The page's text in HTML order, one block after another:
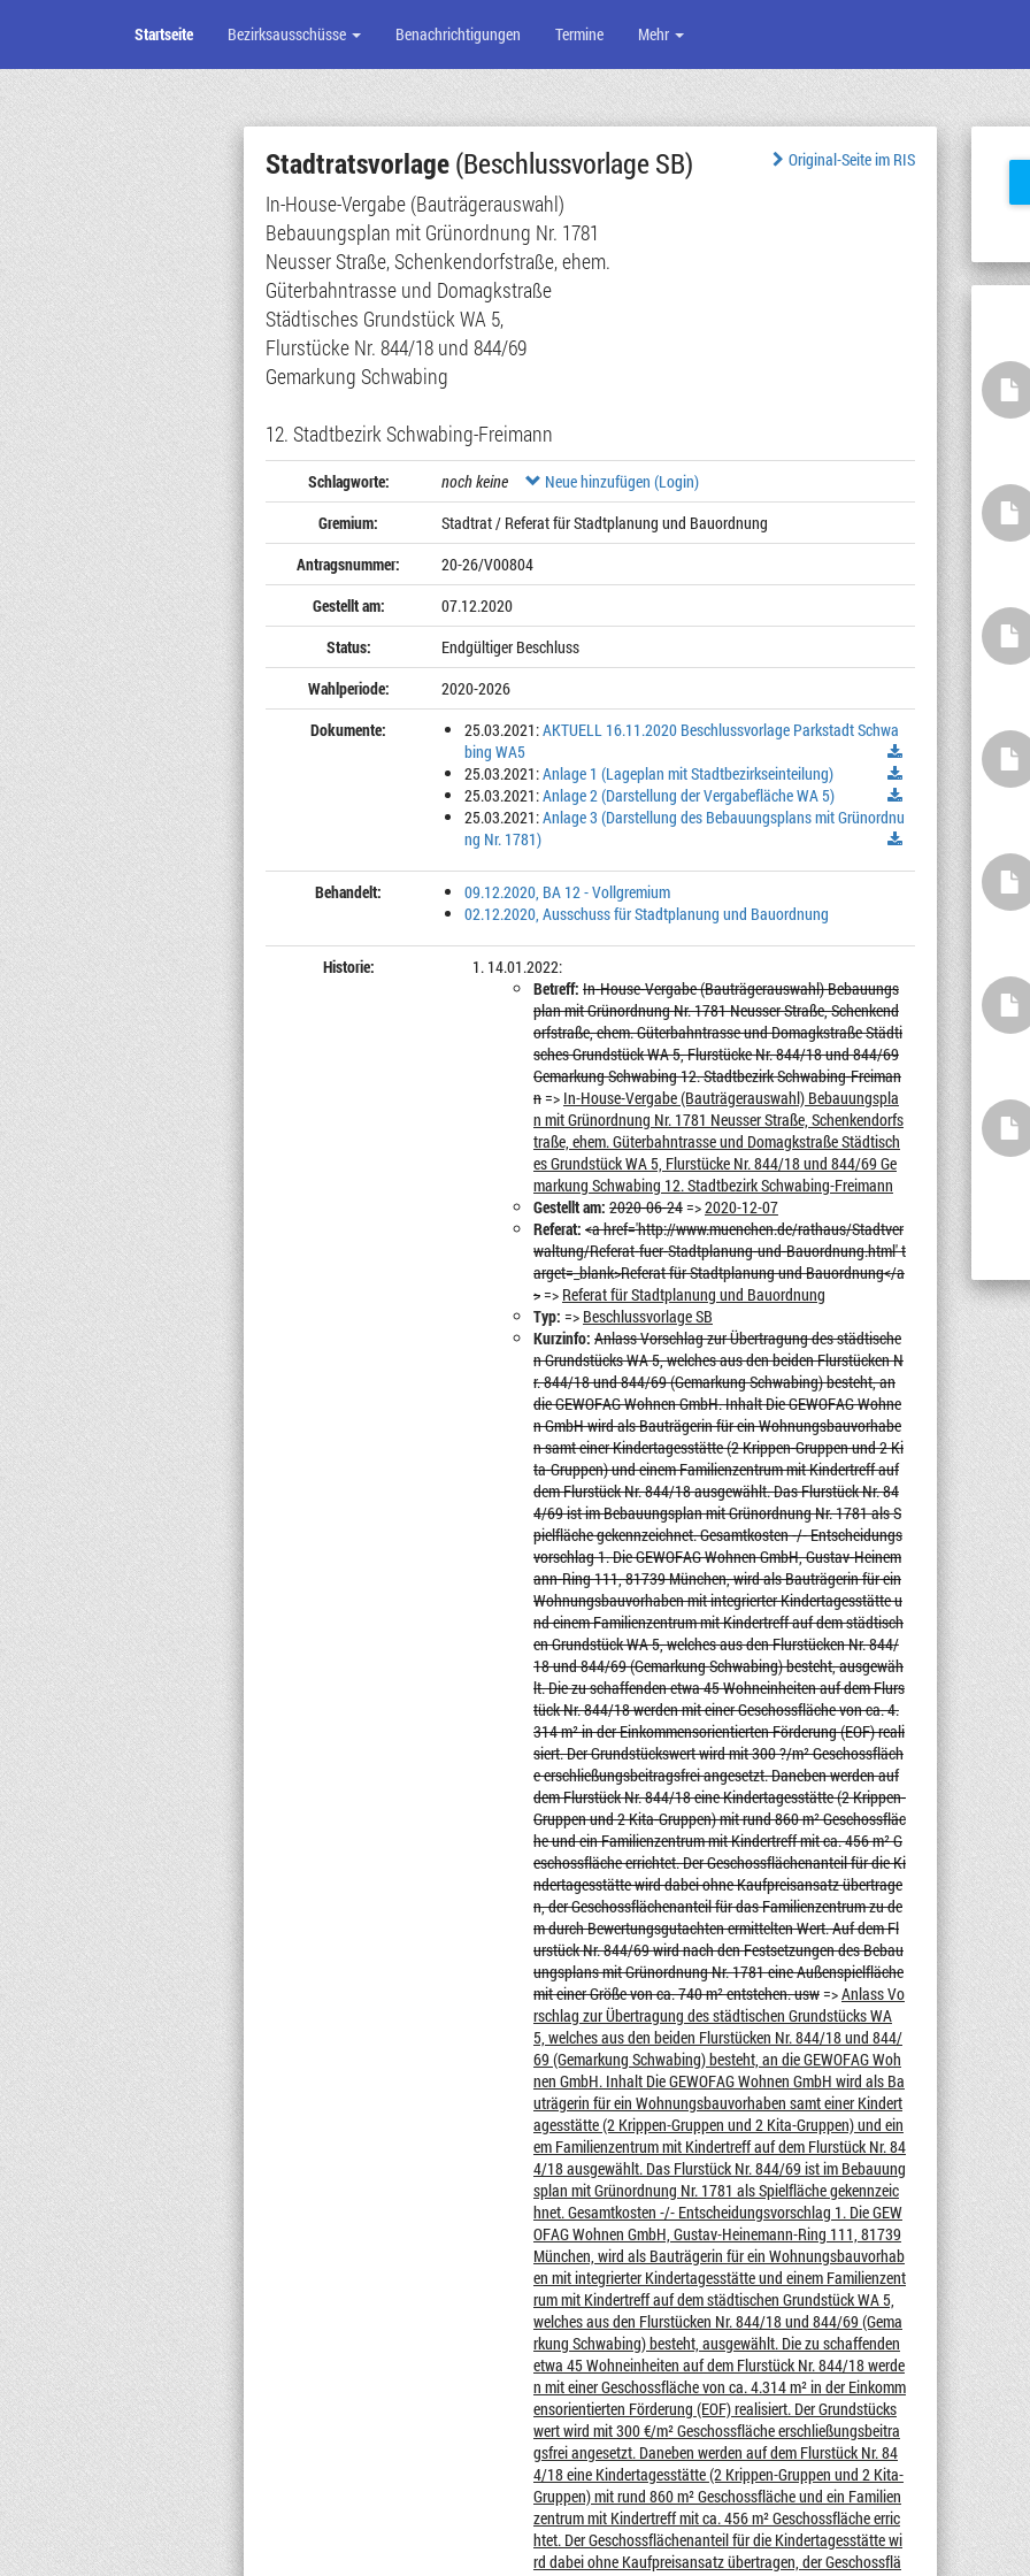
Zum
Seiteninhalt
Startseite Bezirksausschüsse Benachrichtigungen Termine Mehr
Original-Seite im RIS
Stadtratsvorlage(Beschlussvorlage SB)
In-House-Vergabe (Bauträgerauswahl)
Bebauungsplan mit Grünordnung Nr. 1781
Neusser Straße, Schenkendorfstraße, ehem.
Güterbahntrasse und Domagkstraße
Städtisches Grundstück WA 5,
Flurstücke Nr. 844/18 und 844/69
Gemarkung Schwabing
12. Stadtbezirk Schwabing-Freimann
Schlagworte: noch keine
Neue hinzufügen (Login)
Gremium:
Stadtrat / Referat für Stadtplanung und Bauordnung
Antragsnummer:
20-26/V00804
Gestellt am:
07.12.2020
Status:
Endgültiger Beschluss
Wahlperiode:
2020-2026
Dokumente:
25.03.2021:AKTUELL 16.11.2020 Beschlussvorlage Parkstadt Schwa
bing WA5
25.03.2021:Anlage 1 (Lageplan mit Stadtbezirkseinteilung)
25.03.2021:Anlage 2 (Darstellung der Vergabefläche WA 5)
25.03.2021:Anlage 3 (Darstellung des Bebauungsplans mit Grünordnu
ng Nr. 1781)
Behandelt:
09.12.2020, BA 12 - Vollgremium
02.12.2020, Ausschuss für Stadtplanung und Bauordnung
Historie:
14.01.2022:
Betreff: In-House-Vergabe (Bauträgerauswahl) Bebauungs
plan mit Grünordnung Nr. 1781 Neusser Straße, Schenkend
orfstraße, ehem. Güterbahntrasse und Domagkstraße Städti
sches Grundstück WA 5, Flurstücke Nr. 844/18 und 844/69
Gemarkung Schwabing 12. Stadtbezirk Schwabing-Freiman
n=> In-House-Vergabe (Bauträgerauswahl) Bebauungspla
n mit Grünordnung Nr. 1781 Neusser Straße, Schenkendorfs
traße, ehem. Güterbahntrasse und Domagkstraße Städtisch
es Grundstück WA 5, Flurstücke Nr. 844/18 und 844/69 Ge
markung Schwabing 12. Stadtbezirk Schwabing-Freimann
Gestellt am: 2020-06-24=>2020-12-07
Referat: <a href='http://www.muenchen.de/rathaus/Stadtver
waltung/Referat-fuer-Stadtplanung-und-Bauordnung.html' t
arget=_blank>Referat für Stadtplanung und Bauordnung</a
>=> Referat für Stadtplanung und Bauordnung
Typ: => Beschlussvorlage SB
Kurzinfo: Anlass Vorschlag zur Übertragung des städtische
n Grundstücks WA 5, welches aus den beiden Flurstücken N
r. 844/18 und 844/69 (Gemarkung Schwabing) besteht, an
die GEWOFAG Wohnen GmbH. Inhalt Die GEWOFAG Wohne
n GmbH wird als Bauträgerin für ein Wohnungsbauvorhabe
n samt einer Kindertagesstätte (2 Krippen-Gruppen und 2 Ki
ta-Gruppen) und einem Familienzentrum mit Kindertreff auf
dem Flurstück Nr. 844/18 ausgewählt. Das Flurstück Nr. 84
4/69 ist im Bebauungsplan mit Grünordnung Nr. 1781 als S
pielfläche gekennzeichnet. Gesamtkosten -/- Entscheidungs
vorschlag 1. Die GEWOFAG Wohnen GmbH, Gustav-Heinem
ann-Ring 111, 81739 München, wird als Bauträgerin für ein
Wohnungsbauvorhaben mit integrierter Kindertagesstätte u
nd einem Familienzentrum mit Kindertreff auf dem städtisch
en Grundstück WA 5, welches aus den Flurstücken Nr. 844/
18 und 844/69 (Gemarkung Schwabing) besteht, ausgewäh
lt. Die zu schaffenden etwa 45 Wohneinheiten auf dem Flurs
tück Nr. 844/18 werden mit einer Geschossfläche von ca. 4.
314 m² in der Einkommensorientierten Förderung (EOF) reali
siert. Der Grundstückswert wird mit 300 ?/m² Geschossfläch
e erschließungsbeitragsfrei angesetzt. Daneben werden auf
dem Flurstück Nr. 844/18 eine Kindertagesstätte (2 Krippen-
Gruppen und 2 Kita-Gruppen) mit rund 860 m² Geschossfläc
he und ein Familienzentrum mit Kindertreff mit ca. 456 m² G
eschossfläche errichtet. Der Geschossflächenanteil für die Ki
ndertagesstätte wird dabei ohne Kaufpreisansatz übertrage
n, der Geschossflächenanteil für das Familienzentrum zu de
m durch Bewertungsgutachten ermittelten Wert. Auf dem Fl
urstück Nr. 844/69 wird nach den Festsetzungen des Bebau
ungsplans mit Grünordnung Nr. 1781 eine Außenspielfläche
mit einer Größe von ca. 740 m² entstehen. usw=>Anlass Vo
rschlag zur Übertragung des städtischen Grundstücks WA
5, welches aus den beiden Flurstücken Nr. 844/18 und 844/
69 (Gemarkung Schwabing) besteht, an die GEWOFAG Woh
nen GmbH. Inhalt Die GEWOFAG Wohnen GmbH wird als Ba
uträgerin für ein Wohnungsbauvorhaben samt einer Kindert
agesstätte (2 Krippen-Gruppen und 2 Kita-Gruppen) und ein
em Familienzentrum mit Kindertreff auf dem Flurstück Nr. 84
4/18 ausgewählt. Das Flurstück Nr. 844/69 ist im Bebauung
splan mit Grünordnung Nr. 1781 als Spielfläche gekennzeic
hnet. Gesamtkosten -/- Entscheidungsvorschlag 1. Die GEW
OFAG Wohnen GmbH, Gustav-Heinemann-Ring 111, 81739
München, wird als Bauträgerin für ein Wohnungsbauvorhab
en mit integrierter Kindertagesstätte und einem Familienzent
rum mit Kindertreff auf dem städtischen Grundstück WA 5,
welches aus den Flurstücken Nr. 844/18 und 844/69 (Gema
rkung Schwabing) besteht, ausgewählt. Die zu schaffenden
etwa 45 Wohneinheiten auf dem Flurstück Nr. 844/18 werde
n mit einer Geschossfläche von ca. 4.314 m² in der Einkomm
ensorientierten Förderung (EOF) realisiert. Der Grundstücks
wert wird mit 300 €/m² Geschossfläche erschließungsbeitra
gsfrei angesetzt. Daneben werden auf dem Flurstück Nr. 84
4/18 eine Kindertagesstätte (2 Krippen-Gruppen und 2 Kita-
Gruppen) mit rund 860 m² Geschossfläche und ein Familien
zentrum mit Kindertreff mit ca. 456 m² Geschossfläche erric
htet. Der Geschossflächenanteil für die Kindertagesstätte wi
rd dabei ohne Kaufpreisansatz übertragen, der Geschossflä